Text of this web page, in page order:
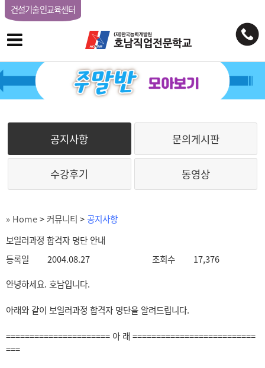
건설기술인교육센터
공지사항 문의게시판
수강후기 동영상
» Home> 커뮤니티 >공지사항
보일러과정 합격자 명단 안내
등록일
2004.08.27 조회수
17,376
안녕하세요. 호남입니다.
아래와 같이 보일러과정 합격자 명단을 알려드립니다.
====================== 아 래 ==========================
===